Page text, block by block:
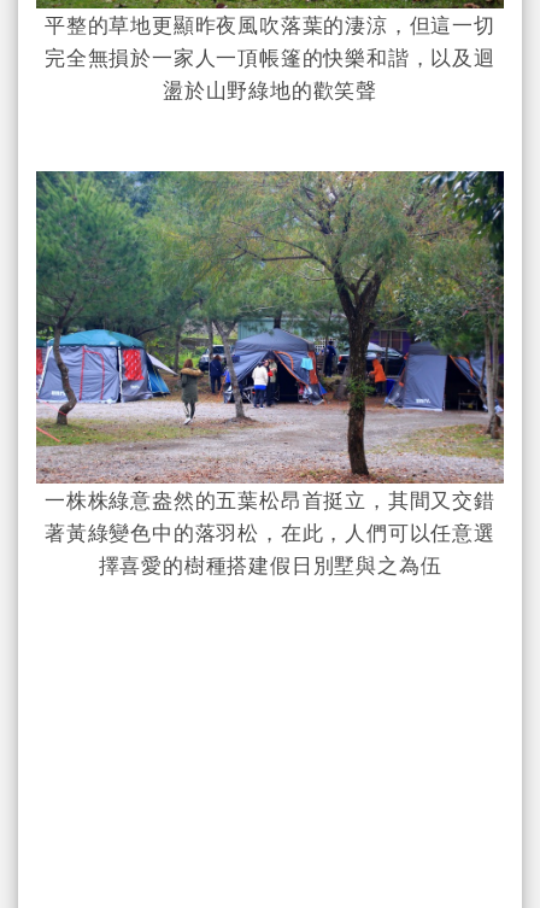
平整的草地更顯昨夜風吹落葉的淒涼，但這一切
完全無損於一家人一頂帳篷的快樂和諧，以及迴
盪於山野綠地的歡笑聲
一株株綠意盎然的五葉松昂首挺立，其間又交錯
著黃綠變色中的落羽松，在此，人們可以任意選
擇喜愛的樹種搭建假日別墅與之為伍